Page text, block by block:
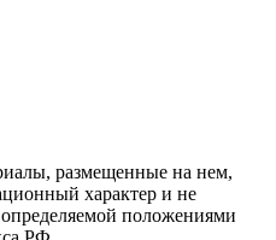
размещенные на нем,
характер и не
положениями